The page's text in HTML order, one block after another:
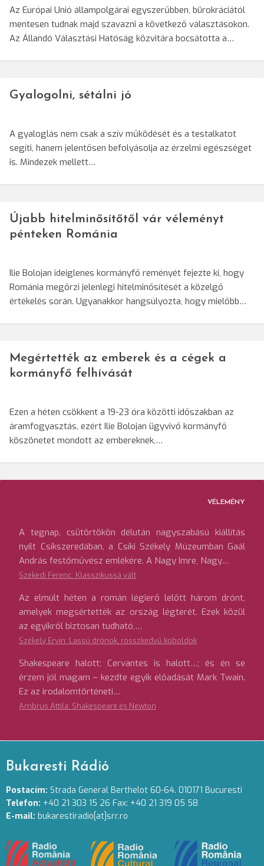
Az Európai Unió állampolgárai egyszerűbben, bürokráciától
mentesen tudnak majd szavazni a következő választásokon.
Az Állandó Választási Hatóság közvitára bocsátotta a…
Gyalogolni, sétálni jó
A gyaloglás nem csak a szív működését és a testalkatot
segíti, hanem jelentősen befolyásolja az érzelmi egészséget
is. Mindezek mellett…
Újabb hitelminősítőtől vár véleményt
pénteken Románia
Ilie Bolojan ideiglenes kormányfő reményét fejezte ki, hogy
Románia megőrzi jelenlegi hitelminősítését a közelgő
értékelés során. Ugyanakkor hangsúlyozta, hogy mielőbb…
Megértették az emberek és a cégek a
kormányfő felhívását
Ezen a héten csökkent a 19-23 óra közötti időszakban az
áramfogyasztás, ezért Ilie Bolojan ügyvivő kormányfő
köszönetet mondott az embereknek,…
VÉLEMÉNY
A tegnap, csütörtökön délután nagyszabású kiállítás
nyílt Csíkszeredában, a Csíki Székely Múzeumban Gaál
András festőművész emlékére. A Nagy Imre, Nagy…
Székedi Ferenc: Klasszikussá vált
Az elmúlt héten a román légierő lelőtt három drónt,
amelyek megsértették az ország légterét. Ezek közül
az egyikről biztosan tudható,…
Székely Ervin: Lassú drónok, rosszkedvű koboldok
Shakespeare halott; Cervantes is halott…; és én se
érzem jól magam – kezdte egyik előadását Mark Twain.
Ez az irodalomtörténeti…
Ambrus Attila: Shakespeare és Newton
Bukaresti Rádió
Postacím: Strada General Berthelot 60-64. 010171 Bucuresti
Telefon: +40 21 303 15 26 Fax: +40 21 319 05 58
E-mail: bukarestiradio[at]srr.ro